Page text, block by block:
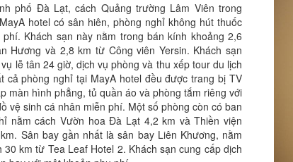
phố Đà Lạt, cách Quảng trường Lâm Viên trong
hotel có sân hiên, phòng nghỉ không hút thuốc
Khách sạn này nằm trong bán kính khoảng 2,6
Hương và 2,8 km từ Công viên Yersin. Khách sạn
lễ tân 24 giờ, dịch vụ phòng và thu xếp tour du lịch
cả phòng nghỉ tại MayA hotel đều được trang bị TV
màn hình phẳng, tủ quần áo và phòng tắm riêng với
vệ sinh cá nhân miễn phí. Một số phòng còn có ban
nằm cách Vườn hoa Đà Lạt 4,2 km và Thiền viện
Sân bay gần nhất là sân bay Liên Khương, nằm
30 km từ Tea Leaf Hotel 2. Khách sạn cung cấp dịch